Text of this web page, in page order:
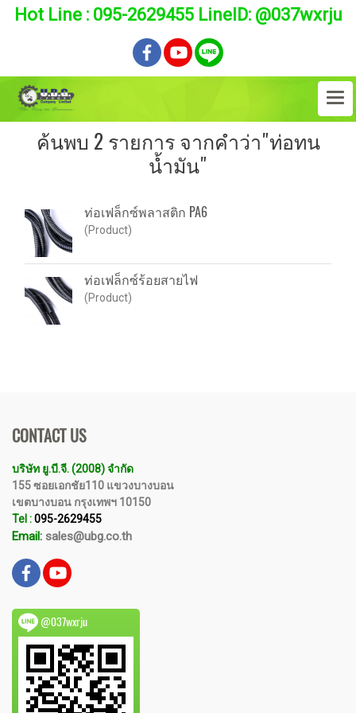
Hot Line : 095-2629455 LineID: @037wxrju
ค้นพบ 2 รายการ จากคำว่า"ท่อทน
น้ำมัน"
ท่อเฟล็กซ์พลาสติก PA6
(Product)
ท่อเฟล็กซ์ร้อยสายไฟ
(Product)
CONTACT US
บริษัท ยู.บี.จี. (2008) จำกัด
155 ซอยเอกชัย110 แขวงบางบอน
เขตบางบอน กรุงเทพฯ 10150
Tel :095-2629455
Email: sales@ubg.co.th
@037wxrju